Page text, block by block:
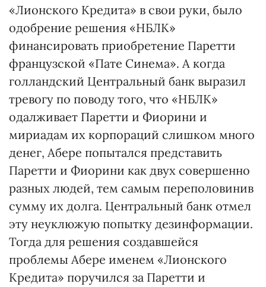
«Лионского Кредита» в свои руки, было
одобрение решения «НБЛК»
финансировать приобретение Паретти
французской «Пате Синема». А когда
голландский Центральный банк выразил
тревогу по поводу того, что «НБЛК»
одалживает Паретти и Фиорини и
мириадам их корпораций слишком много
денег, Абере попытался представить
Паретти и Фиорини как двух совершенно
разных людей, тем самым переполовинив
сумму их долга. Центральный банк отмел
эту неуклюжую попытку дезинформации.
Тогда для решения создавшейся
проблемы Абере именем «Лионского
Кредита» поручился за Паретти и